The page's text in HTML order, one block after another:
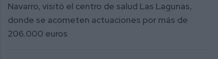
Navarro, visitó el centro de salud Las Lagunas,
donde se acometen actuaciones por más de
206.000 euros